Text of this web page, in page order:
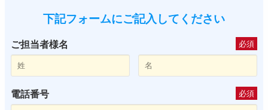
下記フォームにご記入してください
ご担当者様名 必須
電話番号 必須